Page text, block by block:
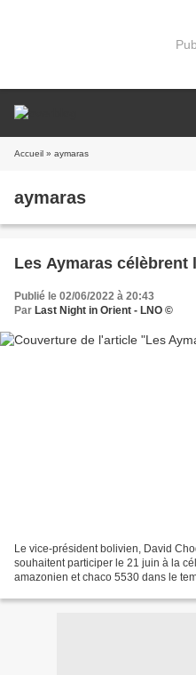
Accueil » aymaras
aymaras
Les Aymaras célèbrent
Publié le 02/06/2022 à 20:43
Par Last Night in Orient - LNO ©
Le vice-président bolivien, David
souhaitent participer le 21 juin à la
amazonien et chaco 5530 dans le